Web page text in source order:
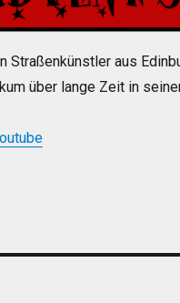
Straßenkünstler aus
über lange Zeit in